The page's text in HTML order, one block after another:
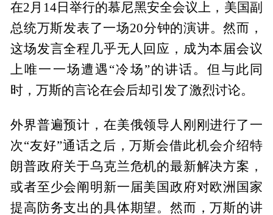
在2月14日举行的慕尼黑安全会议上，美国副
总统万斯发表了一场20分钟的演讲。然而，
这场发言全程几乎无人回应，成为本届会议
上唯一一场遭遇“冷场”的讲话。但与此同
时，万斯的言论在会后却引发了激烈讨论。
外界普遍预计，在美俄领导人刚刚进行了一
次“友好”通话之后，万斯会借此机会介绍特
朗普政府关于乌克兰危机的最新解决方案，
或者至少会阐明新一届美国政府对欧洲国家
提高防务支出的具体期望。然而，万斯的讲